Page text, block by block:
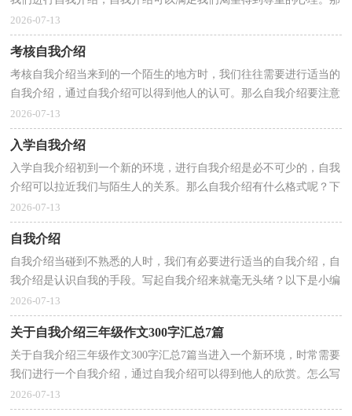
要怎么写好自我介绍呢？下面是小编整理的自我介绍...
2026-07-13
考核自我介绍
考核自我介绍当来到的一个陌生的地方时，我们往往需要进行适当的
自我介绍，通过自我介绍可以得到他人的认可。那么自我介绍要注意
有什么内容呢？下面是小编精心整理的考核自我介绍...
2026-07-13
入学自我介绍
入学自我介绍初到一个新的环境，进行自我介绍是必不可少的，自我
介绍可以拉近我们与陌生人的关系。那么自我介绍有什么格式呢？下
面是小编精心整理的入学自我介绍，希望能够帮助到大...
2026-07-13
自我介绍
自我介绍当碰到不熟悉的人时，我们有必要进行适当的自我介绍，自
我介绍是认识自我的手段。写起自我介绍来就毫无头绪？以下是小编
收集整理的自我介绍，欢迎阅读与收藏。自我介绍1自...
2026-07-13
关于自我介绍三年级作文300字汇总7篇
关于自我介绍三年级作文300字汇总7篇当进入一个新环境，时常需要
我们进行一个自我介绍，通过自我介绍可以得到他人的欣赏。怎么写
自我介绍才能避免踩雷呢？以下是小编为大家整理的...
2026-07-13